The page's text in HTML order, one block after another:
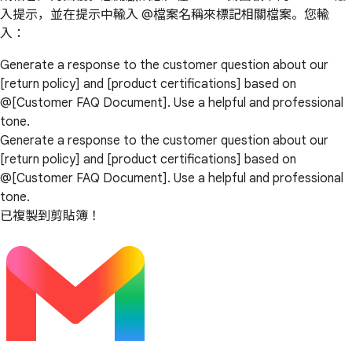
入提示，並在提示中輸入 @檔案名稱來標記相關檔案。您輸
入：
Generate a response to the customer question about our
[return policy] and [product certifications] based on
@[Customer FAQ Document]. Use a helpful and professional
tone.
Generate a response to the customer question about our
[return policy] and [product certifications] based on
@[Customer FAQ Document]. Use a helpful and professional
tone.
已複製到剪貼簿！